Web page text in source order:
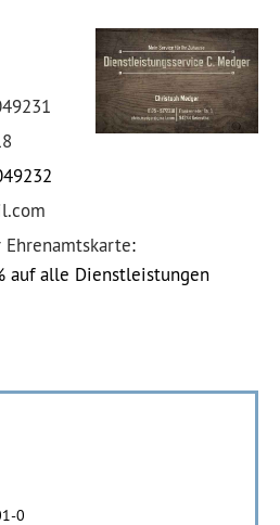
Ehrenamtskarte:
auf alle Dienstleistungen
0